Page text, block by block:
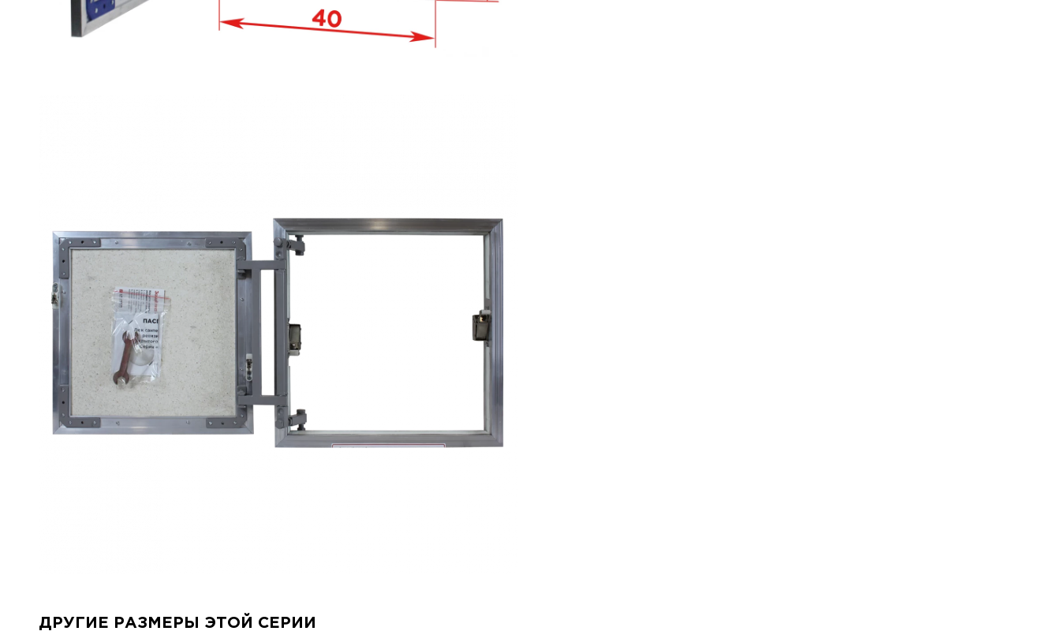
ДРУГИЕ РАЗМЕРЫ ЭТОЙ СЕРИИ